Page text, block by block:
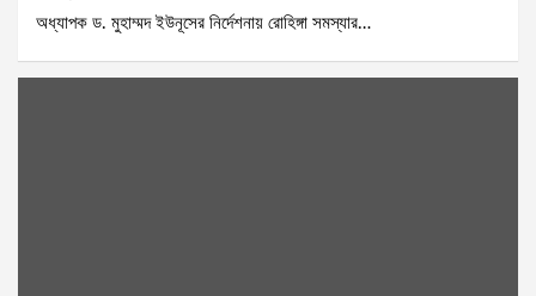
অধ্যাপক ড. মুহাম্মদ ইউনূসের নির্দেশনায় রোহিঙ্গা সমস্যার…